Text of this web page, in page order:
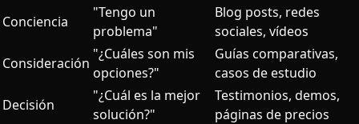
Conciencia
"Tengo un
problema"
Blog posts, redes
sociales, vídeos
Consideración
"¿Cuáles son mis
opciones?"
Guías comparativas,
casos de estudio
Decisión
"¿Cuál es la mejor
solución?"
Testimonios, demos,
páginas de precios